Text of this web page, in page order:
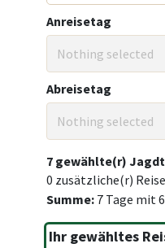
Anreisetag
Nothing selected
Abreisetag
Nothing selected
7 gewählte(r)
0 zusätzliche(r)
Summe: 7 Tage mit6
Ihr gewähltes